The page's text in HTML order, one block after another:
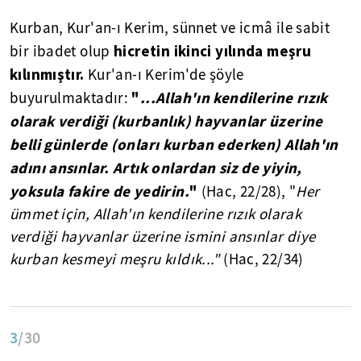
Kurban, Kur'an-ı Kerim, sünnet ve icmâ ile sabit
bir ibadet olup hicretin ikinci yılında meşru
kılınmıştır. Kur'an-ı Kerim'de şöyle
buyurulmaktadır: "...Allah'ın kendilerine rızık
olarak verdiği (kurbanlık) hayvanlar üzerine
belli günlerde (onları kurban ederken) Allah'ın
adını ansınlar. Artık onlardan siz de yiyin,
yoksula fakire de yedirin." (Hac, 22/28), "Her
ümmet için, Allah'ın kendilerine rızık olarak
verdiği hayvanlar üzerine ismini ansınlar diye
kurban kesmeyi meşru kıldık..."(Hac, 22/34)
3/30